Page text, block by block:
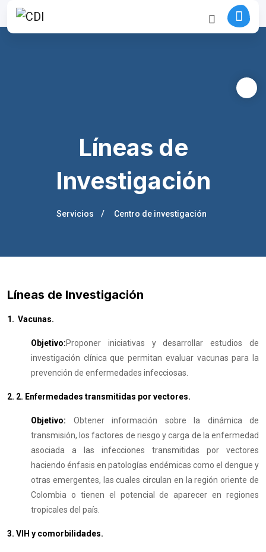
Líneas de
Investigación
Servicios Centro de investigación
Líneas de Investigación
1. Vacunas.
Objetivo:Proponer iniciativas y desarrollar estudios de
investigación clínica que permitan evaluar vacunas para la
prevención de enfermedades infecciosas.
2. 2. Enfermedades transmitidas por vectores.
Objetivo: Obtener información sobre la dinámica de
transmisión, los factores de riesgo y carga de la enfermedad
asociada a las infecciones transmitidas por vectores
haciendo énfasis en patologías endémicas como el dengue y
otras emergentes, las cuales circulan en la región oriente de
Colombia o tienen el potencial de aparecer en regiones
tropicales del país.
3. VIH y comorbilidades.